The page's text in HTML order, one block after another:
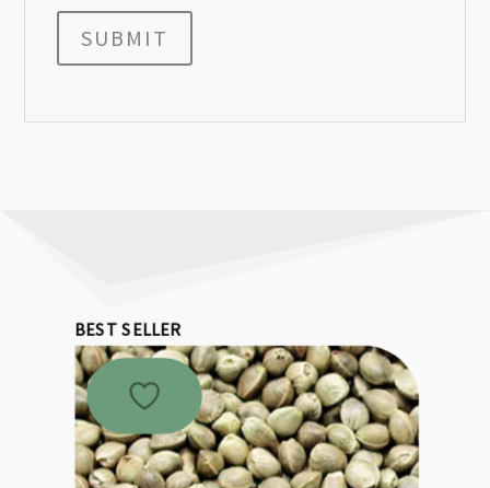
SUBMIT
BEST SELLER